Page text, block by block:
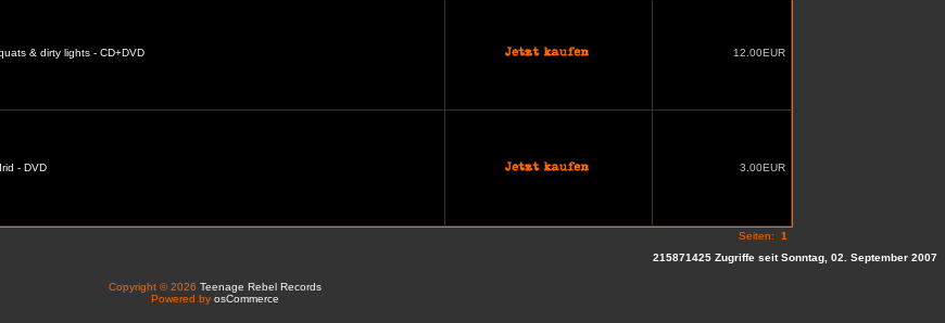
& dirty lights - CD+DVD 12.00EUR
- DVD 3.00EUR
Seiten: 1
215871425 Zugriffe seit Sonntag, 02. September 2007
Copyright © 2026 Teenage Rebel Records
Powered by osCommerce